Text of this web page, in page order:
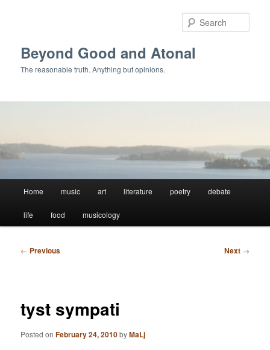
Beyond Good and Atonal
The reasonable truth. Anything but opinions.
Home music art literature poetry debate
life food musicology
Post
← Previous Next →
tyst sympati
Posted onFebruary 24, 2010byMaLj